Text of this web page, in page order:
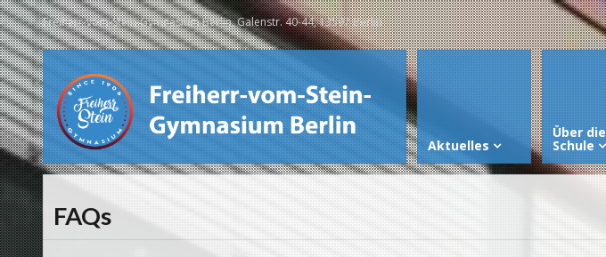
Freiherr-vom-Stein-Gymnasium Berlin, Galenstr. 40-44, 13597 Berlin
Aktuelles
Über die
Schule
FAQs